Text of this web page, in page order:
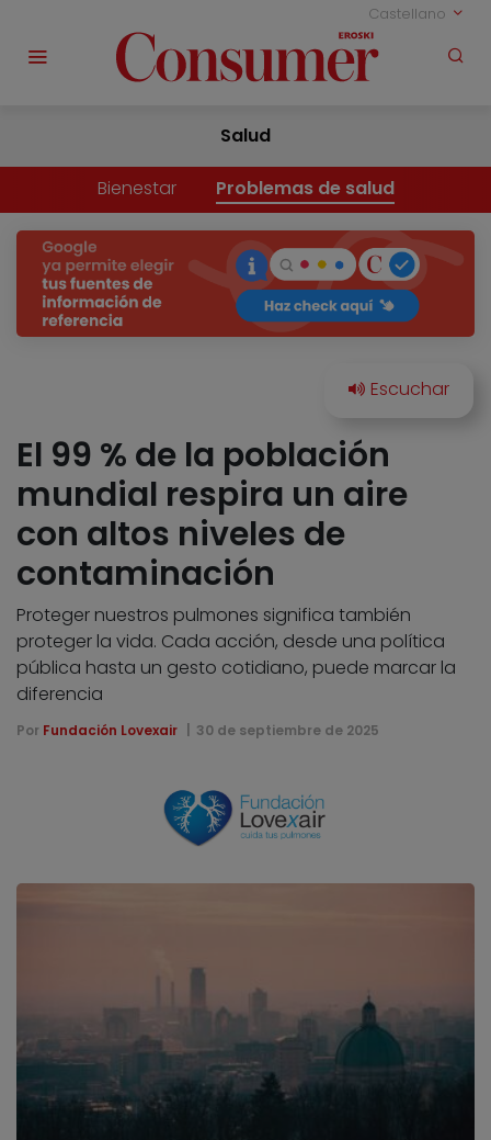
Castellano
Salud
Bienestar Problemas de salud
El 99 % de la población
mundial respira un aire
con altos niveles de
contaminación
Proteger nuestros pulmones significa también
proteger la vida. Cada acción, desde una política
pública hasta un gesto cotidiano, puede marcar la
diferencia
Por Fundación Lovexair 30 de septiembre de 2025